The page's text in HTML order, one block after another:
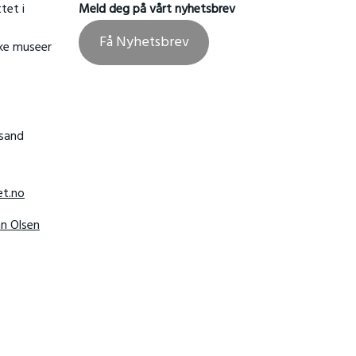
i
museer
Olsen
Meld deg på vårt nyhetsbrev
Få Nyhetsbrev